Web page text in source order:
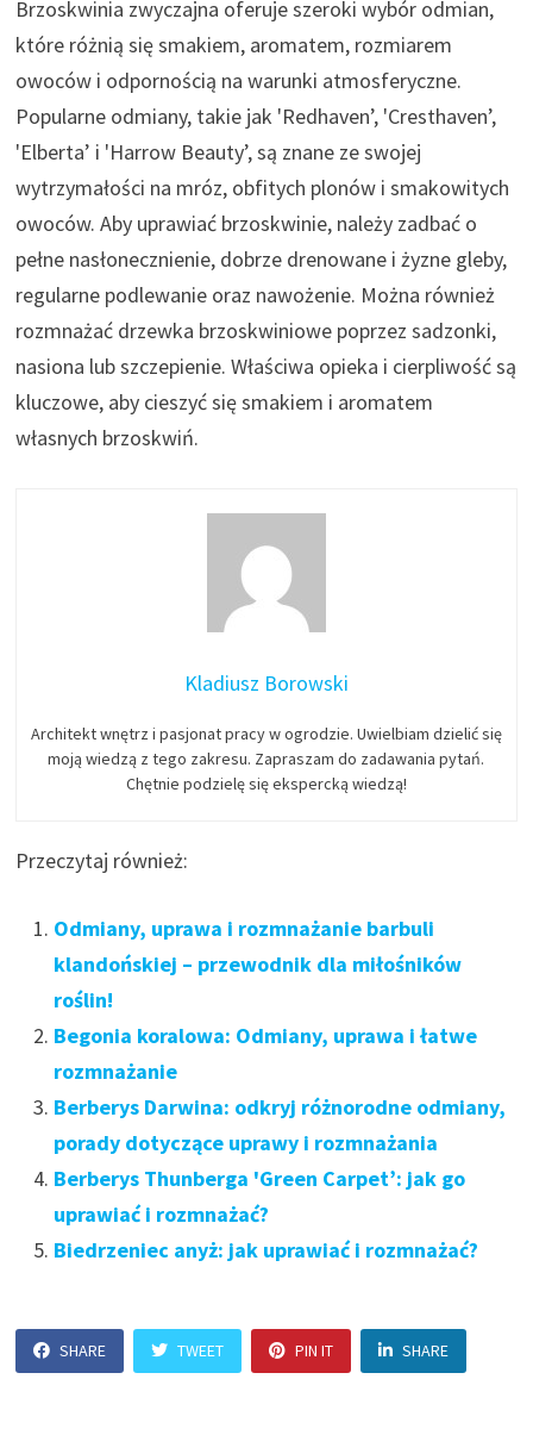
Brzoskwinia zwyczajna oferuje szeroki wybór odmian,
które różnią się smakiem, aromatem, rozmiarem
owoców i odpornością na warunki atmosferyczne.
Popularne odmiany, takie jak 'Redhaven’, 'Cresthaven’,
'Elberta’ i 'Harrow Beauty’, są znane ze swojej
wytrzymałości na mróz, obfitych plonów i smakowitych
owoców. Aby uprawiać brzoskwinie, należy zadbać o
pełne nasłonecznienie, dobrze drenowane i żyzne gleby,
regularne podlewanie oraz nawożenie. Można również
rozmnażać drzewka brzoskwiniowe poprzez sadzonki,
nasiona lub szczepienie. Właściwa opieka i cierpliwość są
kluczowe, aby cieszyć się smakiem i aromatem
własnych brzoskwiń.
Kladiusz Borowski
Architekt wnętrz i pasjonat pracy w ogrodzie. Uwielbiam dzielić się
moją wiedzą z tego zakresu. Zapraszam do zadawania pytań.
Chętnie podzielę się ekspercką wiedzą!
Przeczytaj również:
Odmiany, uprawa i rozmnażanie barbuli
klandońskiej – przewodnik dla miłośników
roślin!
Begonia koralowa: Odmiany, uprawa i łatwe
rozmnażanie
Berberys Darwina: odkryj różnorodne odmiany,
porady dotyczące uprawy i rozmnażania
Berberys Thunberga 'Green Carpet’: jak go
uprawiać i rozmnażać?
Biedrzeniec anyż: jak uprawiać i rozmnażać?
SHARE TWEET PIN IT SHARE